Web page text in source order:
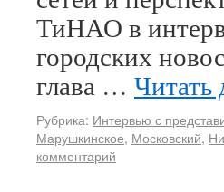
ТиНАО в
городских
глава … Читать
Рубрика: Интервью с
Марушкинское, Московский,
комментарий